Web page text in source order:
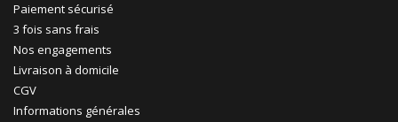
Paiement sécurisé
3 fois sans frais
Nos engagements
Livraison à domicile
CGV
Informations générales